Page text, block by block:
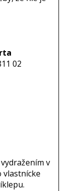
02
v
vlastnícke